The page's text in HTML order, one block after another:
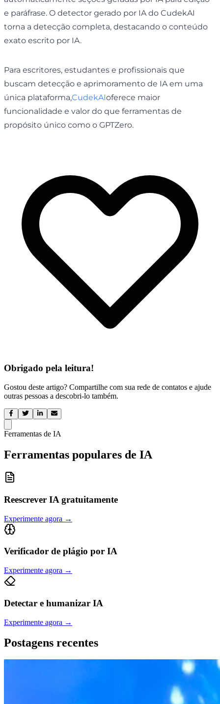
e paráfrase. O detector gerado por IA do CudekAI
torna a detecção completa, destacando o conteúdo
exato escrito por IA.
Para escritores, estudantes e profissionais que
buscam detecção e aprimoramento de IA em uma
única plataforma,CudekAIoferece maior
funcionalidade e valor do que ferramentas de
propósito único como o GPTZero.
Obrigado pela leitura!
Gostou deste artigo? Compartilhe com sua rede de contatos e ajude
outras pessoas a descobri-lo também.
Ferramentas de IA
Ferramentas populares de IA
Reescrever IA gratuitamente
Experimente agora →
Verificador de plágio por IA
Experimente agora →
Detectar e humanizar IA
Experimente agora →
Postagens recentes